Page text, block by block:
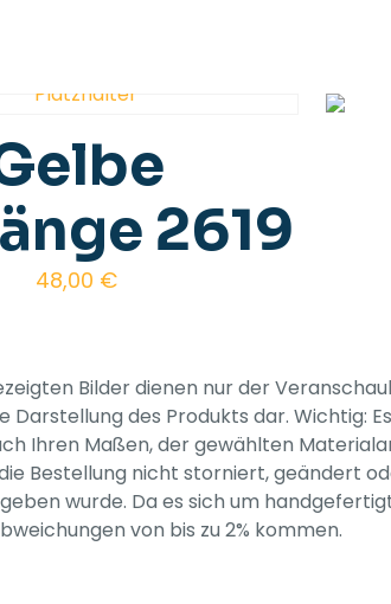
2619
48,00 €
Bilder dienen nur der
Darstellung des Produkts dar. Wichtig:
Ihren Maßen, der gewählten
Bestellung nicht storniert, geändert
wurde. Da es sich um
von bis zu 2% kommen.